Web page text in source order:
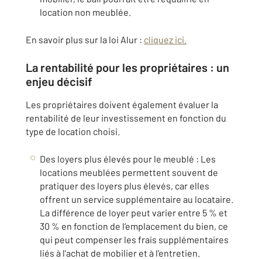
location non meublée.
En savoir plus sur la loi Alur : cliquez ici.
La rentabilité pour les propriétaires : un
enjeu décisif
Les propriétaires doivent également évaluer la
rentabilité de leur investissement en fonction du
type de location choisi.
Des loyers plus élevés pour le meublé : Les
locations meublées permettent souvent de
pratiquer des loyers plus élevés, car elles
offrent un service supplémentaire au locataire.
La différence de loyer peut varier entre 5 % et
30 % en fonction de l’emplacement du bien, ce
qui peut compenser les frais supplémentaires
liés à l’achat de mobilier et à l'entretien.